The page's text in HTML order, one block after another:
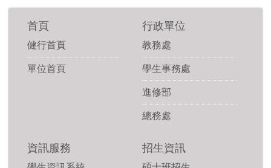
首頁
健行首頁
單位首頁
行政單位
教務處
學生事務處
進修部
總務處
資訊服務 招生資訊